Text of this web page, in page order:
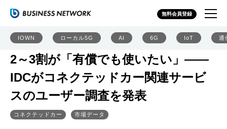
無料会員登録
IOWN ローカル5G AI 6G IoT 通
2～3割が「有償でも使いたい」――
IDCがコネクテッドカー関連サービ
スのユーザー調査を発表
コネクテッドカー 市場データ